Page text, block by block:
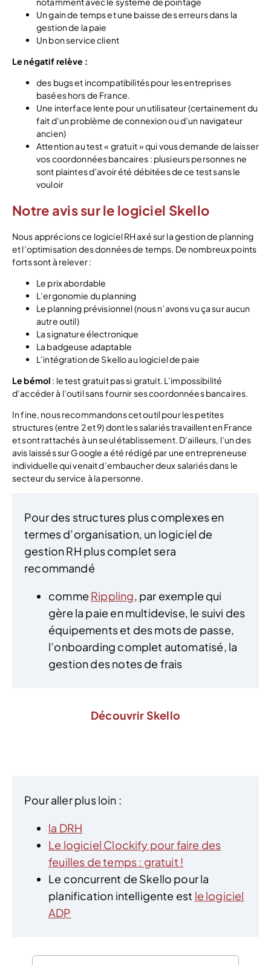
Un gain de temps et une baisse des erreurs dans la
gestion de la paie
Un bon service client
Le négatif relève :
des bugs et incompatibilités pour les entreprises
basées hors de France.
Une interface lente pour un utilisateur (certainement du
fait d’un problème de connexion ou d’un navigateur
ancien)
Attention au test « gratuit » qui vous demande de laisser
vos coordonnées bancaires : plusieurs personnes ne
sont plaintes d’avoir été débitées de ce test sans le
vouloir
Notre avis sur le logiciel Skello
Nous apprécions ce logiciel RH axé sur la gestion de planning
et l’optimisation des données de temps. De nombreux points
forts sont à relever :
Le prix abordable
L’ergonomie du planning
Le planning prévisionnel (nous n’avons vu ça sur aucun
autre outil)
La signature électronique
La badgeuse adaptable
L’intégration de Skello au logiciel de paie
Le bémol : le test gratuit pas si gratuit. L’impossibilité
d’accéder à l’outil sans fournir ses coordonnées bancaires.
In fine, nous recommandons cet outil pour les petites
structures (entre 2 et 9) dont les salariés travaillent en France
et sont rattachés à un seul établissement. D’ailleurs, l’un des
avis laissés sur Google a été rédigé par une entrepreneuse
individuelle qui venait d’embaucher deux salariés dans le
secteur du service à la personne.
Pour des structures plus complexes en
termes d’organisation, un logiciel de
gestion RH plus complet sera
recommandé
comme Rippling, par exemple qui
gère la paie en multidevise, le suivi des
équipements et des mots de passe,
l’onboarding complet automatisé, la
gestion des notes de frais
Découvrir Skello
Pour aller plus loin :
la DRH
Le logiciel Clockify pour faire des
feuilles de temps : gratuit !
Le concurrent de Skello pour la
planification intelligente est le logiciel
ADP